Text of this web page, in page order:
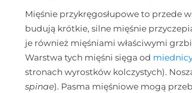
Mięśnie przykręgosłupowe to przede
budują krótkie, silne mięśnie
je również mięśniami właściwymi
Warstwa tych mięśni sięga od
stronach wyrostków kolczystych).
spinae). Pasma mięśniowe mogą